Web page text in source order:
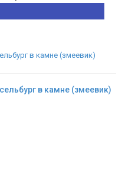
в камне (змеевик)